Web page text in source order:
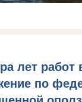
лет работ
по